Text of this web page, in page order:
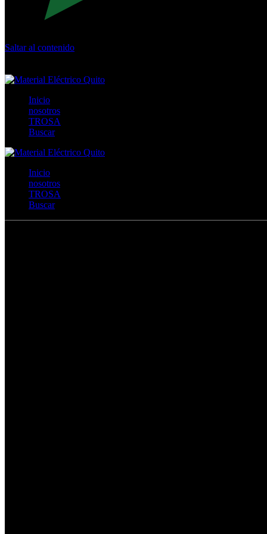
Saltar al contenido
Inicio
nosotros
TROSA
Buscar
Inicio
nosotros
TROSA
Buscar